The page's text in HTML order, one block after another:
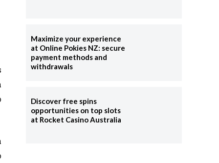
Maximize your experience
at Online Pokies NZ: secure
payment methods and
withdrawals
Discover free spins
opportunities on top slots
at Rocket Casino Australia